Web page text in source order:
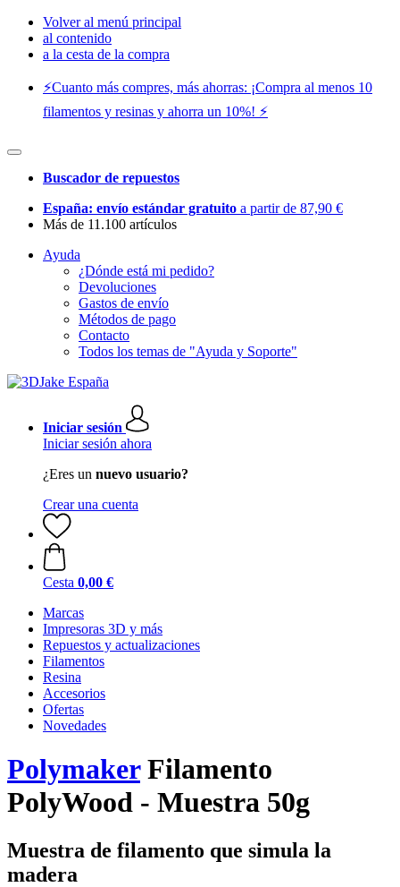
Volver al menú principal
al contenido
a la cesta de la compra
⚡️Cuanto más compres, más ahorras: ¡Compra al menos 10
filamentos y resinas y ahorra un 10%! ⚡️
Buscador de repuestos
España: envío estándar gratuito a partir de 87,90 €
Más de 11.100 artículos
Ayuda
¿Dónde está mi pedido?
Devoluciones
Gastos de envío
Métodos de pago
Contacto
Todos los temas de "Ayuda y Soporte"
Iniciar sesión
Iniciar sesión ahora
¿Eres un nuevo usuario?
Crear una cuenta
Cesta 0,00 €
Marcas
Impresoras 3D y más
Repuestos y actualizaciones
Filamentos
Resina
Accesorios
Ofertas
Novedades
PolymakerFilamento
PolyWood - Muestra 50g
Muestra de filamento que simula la
madera